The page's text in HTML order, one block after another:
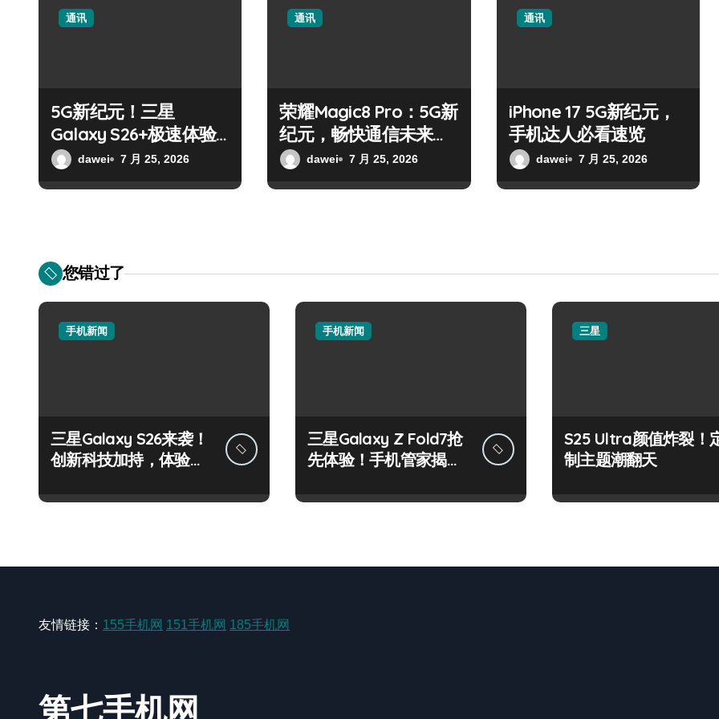
通讯
5G新纪元！三星
Galaxy S26+极速体验
首发dawei 7 月 25, 2026
通讯
荣耀Magic8 Pro：5G新
纪元，畅快通信未来已
来
dawei 7 月 25, 2026
通讯
iPhone 17 5G新纪元，
手机达人必看速览
dawei 7 月 25, 2026
您错过了
手机新闻
三星Galaxy S26来袭！
创新科技加持，体验官
手机新闻
三星Galaxy Z Fold7抢
先体验！手机管家揭秘
三星
S25 Ultra颜值炸裂！
制主题潮翻天
友情链接： 155手机网 151手机网 185手机网
第七手机网